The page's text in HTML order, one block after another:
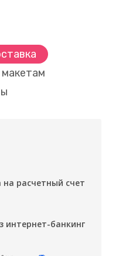
расчетный счет
интернет-банкинг